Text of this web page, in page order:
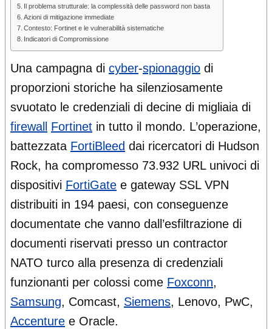
Il problema strutturale: la complessità delle password non basta
Azioni di mitigazione immediate
Contesto: Fortinet e le vulnerabilità sistematiche
Indicatori di Compromissione
Una campagna di cyber-spionaggio di
proporzioni storiche ha silenziosamente
svuotato le credenziali di decine di migliaia di
firewall
Fortinet in tutto il mondo. L’operazione,
battezzata FortiBleed dai ricercatori di Hudson
Rock, ha compromesso 73.932 URL univoci di
dispositivi FortiGate e gateway SSL VPN
distribuiti in 194 paesi, con conseguenze
documentate che vanno dall’esfiltrazione di
documenti riservati presso un contractor
NATO turco alla presenza di credenziali
funzionanti per colossi come Foxconn,
Samsung, Comcast, Siemens, Lenovo, PwC,
Accenture e Oracle.